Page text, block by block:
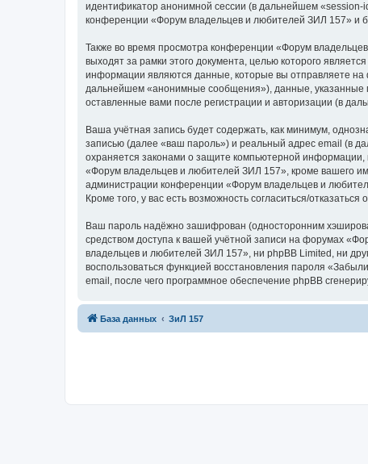
идентификатор анонимной сессии (в дальнейшем «session-
конференции «Форум владельцев и любителей ЗИЛ 157» и
Также во время просмотра конференции «Форум
выходят за рамки этого документа, целью которого
информации являются данные, которые вы отправляете
дальнейшем «анонимные сообщения»), данные, указанные
оставленные вами после регистрации и авторизации (в
Ваша учётная запись будет содержать, как минимум,
записью (далее «ваш пароль») и реальный адрес email (в
охраняется законами о защите компьютерной
«Форум владельцев и любителей ЗИЛ 157», кроме вашего
администрации конференции «Форум владельцев и
Кроме того, у вас есть возможность согласиться/
Ваш пароль надёжно зашифрован (односторонним
средством доступа к вашей учётной записи на форумах
владельцев и любителей ЗИЛ 157», ни phpBB Limited, ни
воспользоваться функцией восстановления пароля
email, после чего программное обеспечение phpBB
База данных ЗиЛ 157